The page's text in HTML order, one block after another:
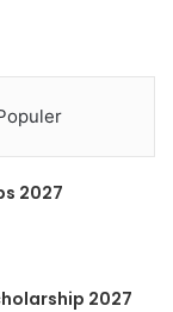
2027
2027